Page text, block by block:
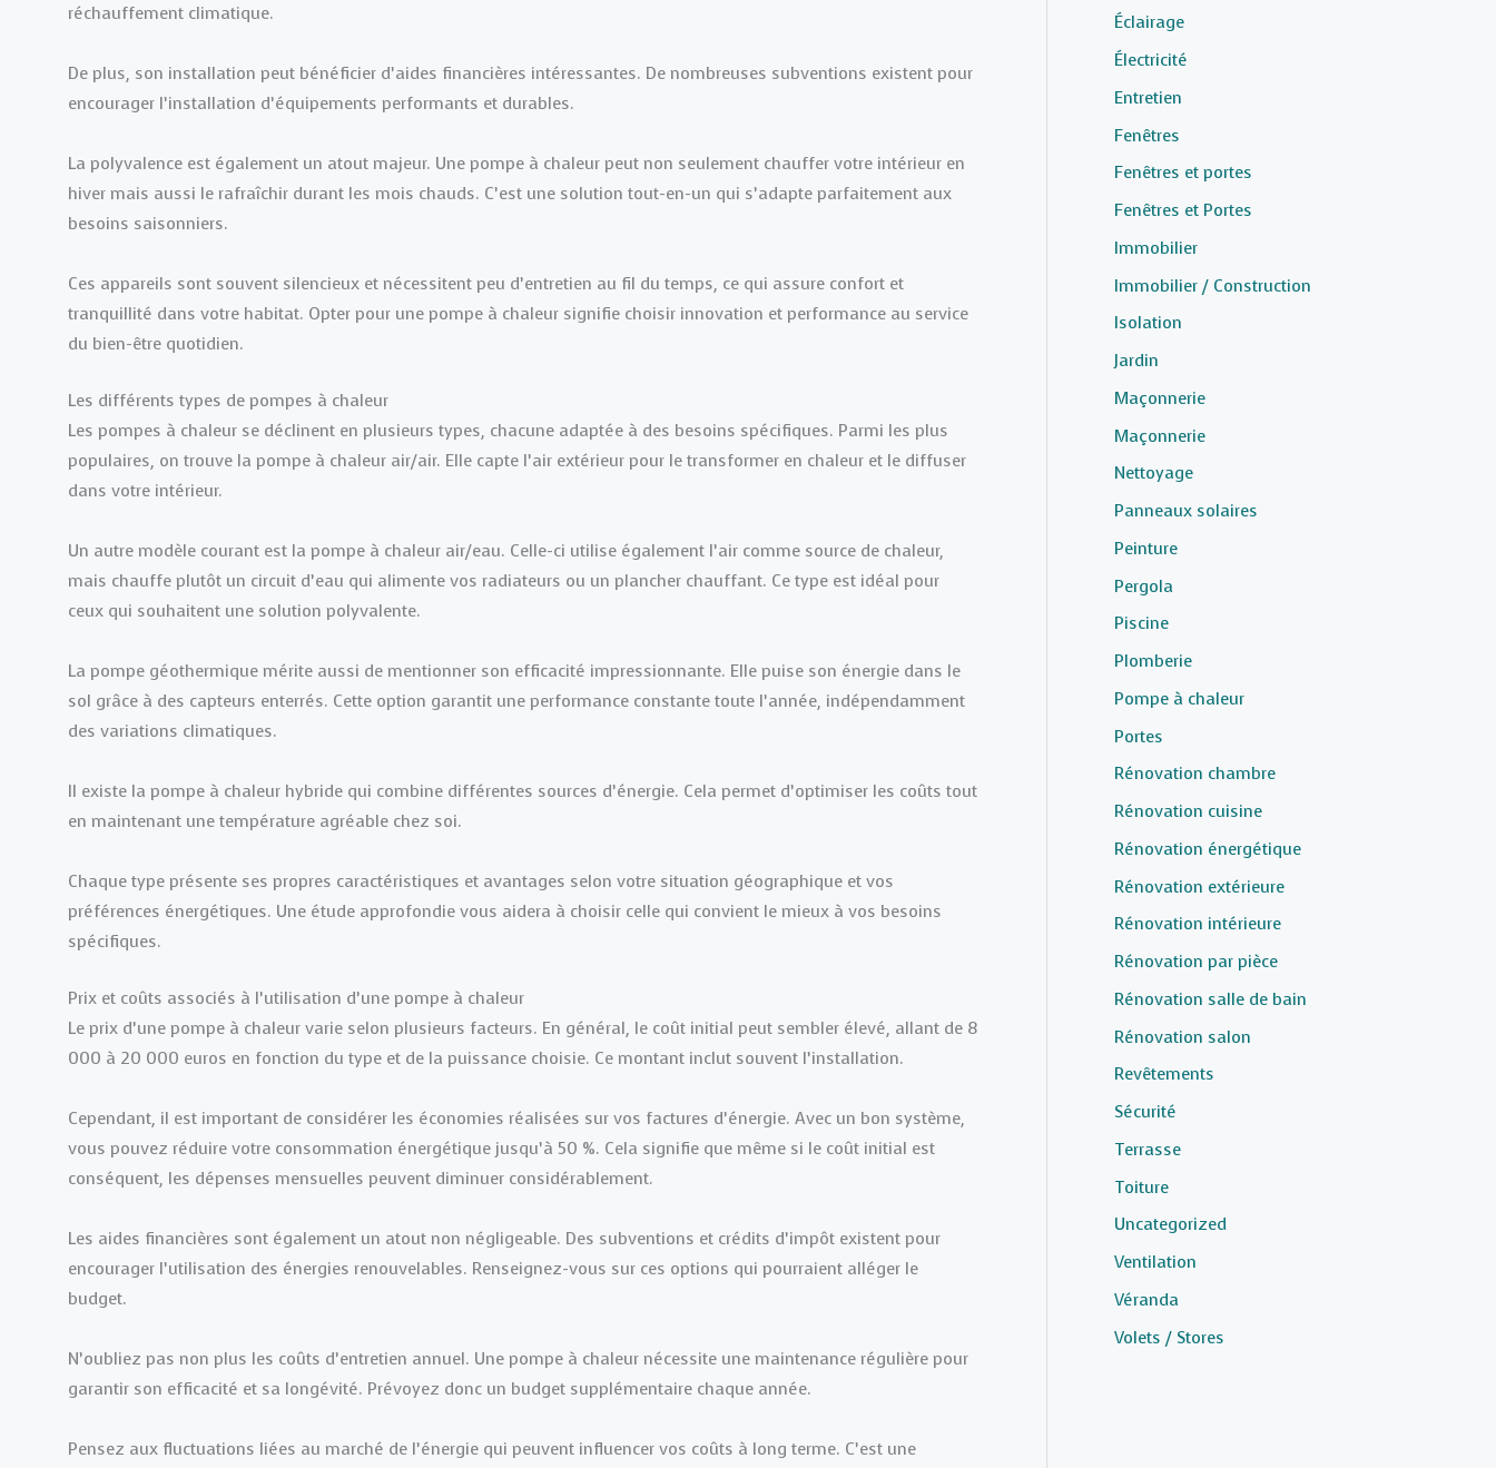
réchauffement climatique.
De plus, son installation peut bénéficier d’aides financières intéressantes. De nombreuses subventions existent pour
encourager l’installation d’équipements performants et durables.
La polyvalence est également un atout majeur. Une pompe à chaleur peut non seulement chauffer votre intérieur en
hiver mais aussi le rafraîchir durant les mois chauds. C’est une solution tout-en-un qui s’adapte parfaitement aux
besoins saisonniers.
Ces appareils sont souvent silencieux et nécessitent peu d’entretien au fil du temps, ce qui assure confort et
tranquillité dans votre habitat. Opter pour une pompe à chaleur signifie choisir innovation et performance au service
du bien-être quotidien.
Les différents types de pompes à chaleur
Les pompes à chaleur se déclinent en plusieurs types, chacune adaptée à des besoins spécifiques. Parmi les plus
populaires, on trouve la pompe à chaleur air/air. Elle capte l’air extérieur pour le transformer en chaleur et le diffuser
dans votre intérieur.
Un autre modèle courant est la pompe à chaleur air/eau. Celle-ci utilise également l’air comme source de chaleur,
mais chauffe plutôt un circuit d’eau qui alimente vos radiateurs ou un plancher chauffant. Ce type est idéal pour
ceux qui souhaitent une solution polyvalente.
La pompe géothermique mérite aussi de mentionner son efficacité impressionnante. Elle puise son énergie dans le
sol grâce à des capteurs enterrés. Cette option garantit une performance constante toute l’année, indépendamment
des variations climatiques.
Il existe la pompe à chaleur hybride qui combine différentes sources d’énergie. Cela permet d’optimiser les coûts tout
en maintenant une température agréable chez soi.
Chaque type présente ses propres caractéristiques et avantages selon votre situation géographique et vos
préférences énergétiques. Une étude approfondie vous aidera à choisir celle qui convient le mieux à vos besoins
spécifiques.
Prix et coûts associés à l’utilisation d’une pompe à chaleur
Le prix d’une pompe à chaleur varie selon plusieurs facteurs. En général, le coût initial peut sembler élevé, allant de 8
000 à 20 000 euros en fonction du type et de la puissance choisie. Ce montant inclut souvent l’installation.
Cependant, il est important de considérer les économies réalisées sur vos factures d’énergie. Avec un bon système,
vous pouvez réduire votre consommation énergétique jusqu’à 50 %. Cela signifie que même si le coût initial est
conséquent, les dépenses mensuelles peuvent diminuer considérablement.
Les aides financières sont également un atout non négligeable. Des subventions et crédits d’impôt existent pour
encourager l’utilisation des énergies renouvelables. Renseignez-vous sur ces options qui pourraient alléger le
budget.
N’oubliez pas non plus les coûts d’entretien annuel. Une pompe à chaleur nécessite une maintenance régulière pour
garantir son efficacité et sa longévité. Prévoyez donc un budget supplémentaire chaque année.
Pensez aux fluctuations liées au marché de l’énergie qui peuvent influencer vos coûts à long terme. C’est une
Éclairage
Électricité
Entretien
Fenêtres
Fenêtres et portes
Fenêtres et Portes
Immobilier
Immobilier / Construction
Isolation
Jardin
Maçonnerie
Maçonnerie
Nettoyage
Panneaux solaires
Peinture
Pergola
Piscine
Plomberie
Pompe à chaleur
Portes
Rénovation chambre
Rénovation cuisine
Rénovation énergétique
Rénovation extérieure
Rénovation intérieure
Rénovation par pièce
Rénovation salle de bain
Rénovation salon
Revêtements
Sécurité
Terrasse
Toiture
Uncategorized
Ventilation
Véranda
Volets / Stores